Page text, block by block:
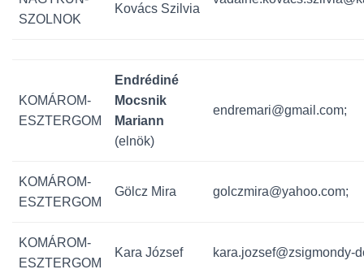
SZOLNOK
Kovács Szilvia
KOMÁROM-
ESZTERGOM
Endrédiné
Mocsnik
Mariann
(elnök)
endremari@gmail.com;
KOMÁROM-
ESZTERGOM
Gölcz Mira golczmira@yahoo.com;
KOMÁROM-
ESZTERGOM
Kara József kara.jozsef@zsigmondy-